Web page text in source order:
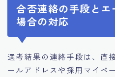
合否連絡の手段と
場合の対応
選考結果の連絡手段は、直
ールアドレスや採用マイペ